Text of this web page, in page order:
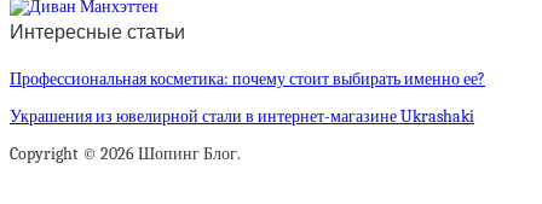
Интересные статьи
Профессиональная косметика: почему стоит выбирать именно ее?
Украшения из ювелирной стали в интернет-магазине Ukrashaki
Copyright © 2026 Шопинг Блог.